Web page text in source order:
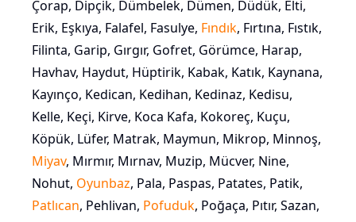
Çorap, Dipçik, Dümbelek, Dümen, Düdük, Elti,
Erik, Eşkıya, Falafel, Fasulye, Fındık, Fırtına, Fıstık,
Filinta, Garip, Gırgır, Gofret, Görümce, Harap,
Havhav, Haydut, Hüptirik, Kabak, Katık, Kaynana,
Kayınço, Kedican, Kedihan, Kedinaz, Kedisu,
Kelle, Keçi, Kirve, Koca Kafa, Kokoreç, Kuçu,
Köpük, Lüfer, Matrak, Maymun, Mikrop, Minnoş,
Miyav, Mırmır, Mırnav, Muzip, Mücver, Nine,
Nohut, Oyunbaz, Pala, Paspas, Patates, Patik,
Patlıcan, Pehlivan, Pofuduk, Poğaça, Pıtır, Sazan,